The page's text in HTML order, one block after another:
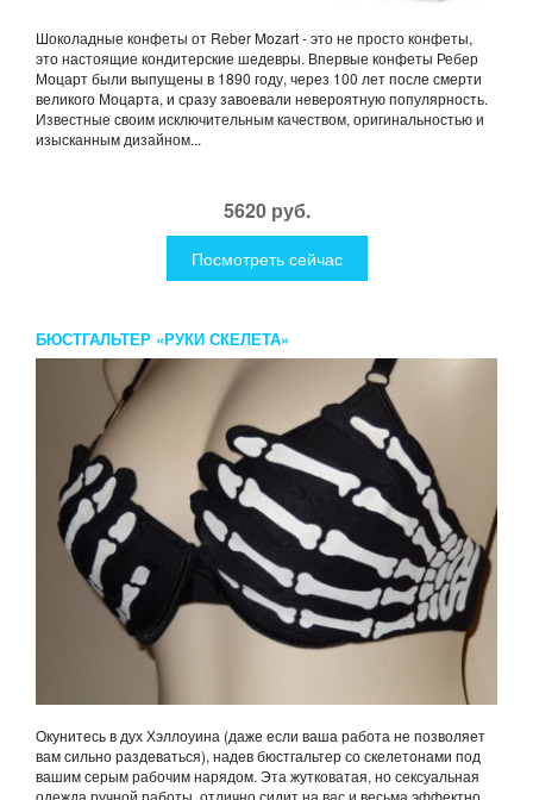
Шоколадные конфеты от Reber Mozart - это не просто конфеты,
это настоящие кондитерские шедевры. Впервые конфеты Ребер
Моцарт были выпущены в 1890 году, через 100 лет после смерти
великого Моцарта, и сразу завоевали невероятную популярность.
Известные своим исключительным качеством, оригинальностью и
изысканным дизайном...
5620 руб.
Посмотреть сейчас
БЮСТГАЛЬТЕР «РУКИ СКЕЛЕТА»
Окунитесь в дух Хэллоуина (даже если ваша работа не позволяет
вам сильно раздеваться), надев бюстгальтер со скелетонами под
вашим серым рабочим нарядом. Эта жутковатая, но сексуальная
одежда ручной работы, отлично сидит на вас и весьма эффектно